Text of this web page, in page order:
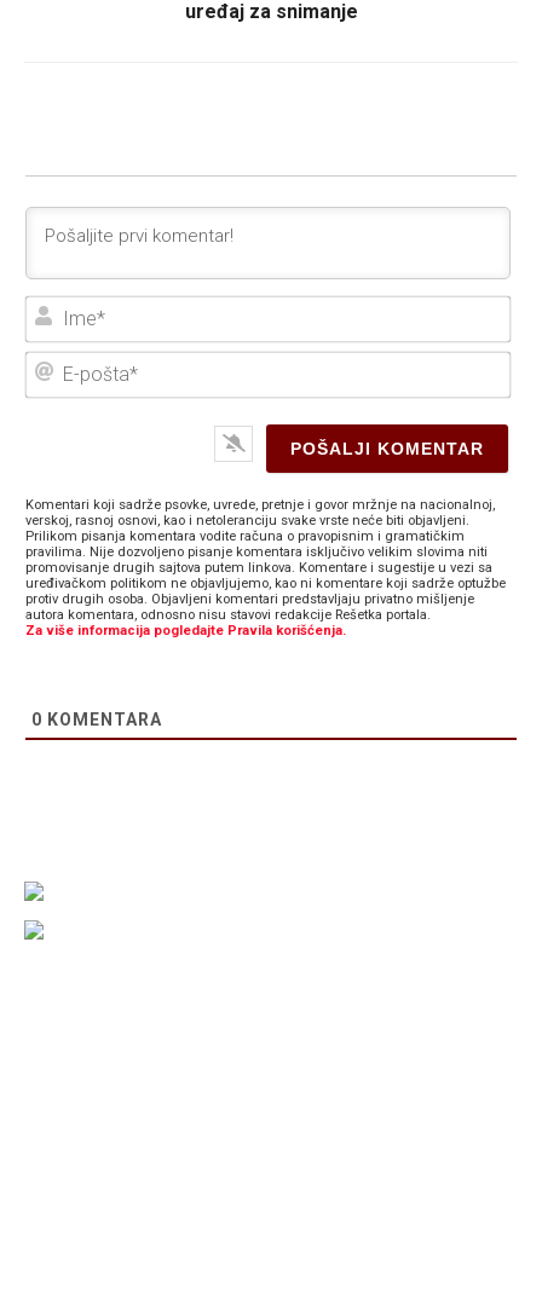
uređaj za snimanje
E-
Komentari koji sadrže psovke, uvrede, pretnje i govor mržnje na nacionalnoj,
verskoj, rasnoj osnovi, kao i netoleranciju svake vrste neće biti objavljeni.
Prilikom pisanja komentara vodite računa o pravopisnim i gramatičkim
pravilima. Nije dozvoljeno pisanje komentara isključivo velikim slovima niti
promovisanje drugih sajtova putem linkova. Komentare i sugestije u vezi sa
uređivačkom politikom ne objavljujemo, kao ni komentare koji sadrže optužbe
protiv drugih osoba. Objavljeni komentari predstavljaju privatno mišljenje
autora komentara, odnosno nisu stavovi redakcije Rešetka portala.
Za više informacija pogledajte Pravila korišćenja.
0 KOMENTARA